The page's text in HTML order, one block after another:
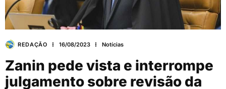
REDAÇÃO 16/08/2023 Notícias
Zanin pede vista e interrompe
julgamento sobre revisão da